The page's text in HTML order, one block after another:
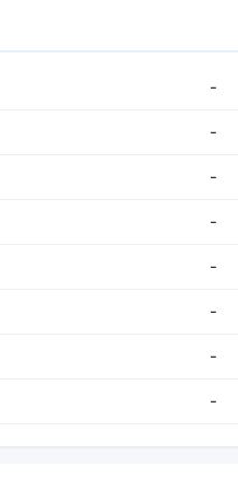
-
-
-
-
-
-
-
-